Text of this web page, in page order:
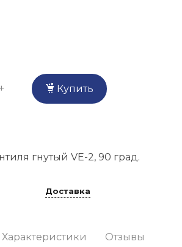
Купить
гнутый VE-2, 90 град.
Доставка
Характеристики Отзывы